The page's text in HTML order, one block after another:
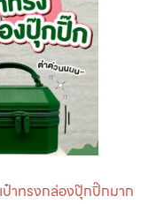
ป๋าทรงกล่องปุ๊กปิ๊กมาก